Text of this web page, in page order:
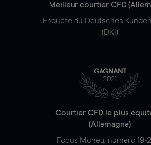
Meilleur courtier CFD
Enquête du Deutsches
(DKI)
GAGNANT
2021
Courtier CFD le plus
(Allemagne)
Focus Money, numéro 19-